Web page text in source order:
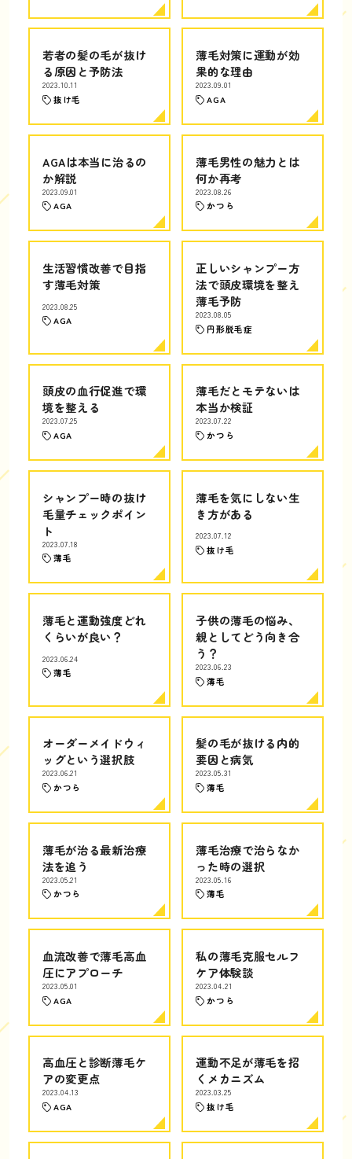
若者の髪の毛が抜け
る原因と予防法
2023.10.11
抜け毛
薄毛対策に運動が効
果的な理由
2023.09.01
AGA
AGAは本当に治るの
か解説
2023.09.01
AGA
薄毛男性の魅力とは
何か再考
2023.08.26
かつら
生活習慣改善で目指
す薄毛対策
2023.08.25
AGA
正しいシャンプー方
法で頭皮環境を整え
薄毛予防
2023.08.05
円形脱毛症
頭皮の血行促進で環
境を整える
2023.07.25
AGA
薄毛だとモテないは
本当か検証
2023.07.22
かつら
シャンプー時の抜け
毛量チェックポイン
ト
2023.07.18
薄毛
薄毛を気にしない生
き方がある
2023.07.12
抜け毛
薄毛と運動強度どれ
くらいが良い？
2023.06.24
薄毛
子供の薄毛の悩み、
親としてどう向き合
う？
2023.06.23
薄毛
オーダーメイドウィ
ッグという選択肢
2023.06.21
かつら
髪の毛が抜ける内的
要因と病気
2023.05.31
薄毛
薄毛が治る最新治療
法を追う
2023.05.21
かつら
薄毛治療で治らなか
った時の選択
2023.05.16
薄毛
血流改善で薄毛高血
圧にアプローチ
2023.05.01
AGA
私の薄毛克服セルフ
ケア体験談
2023.04.21
かつら
高血圧と診断薄毛ケ
アの変更点
2023.04.13
AGA
運動不足が薄毛を招
くメカニズム
2023.03.25
抜け毛